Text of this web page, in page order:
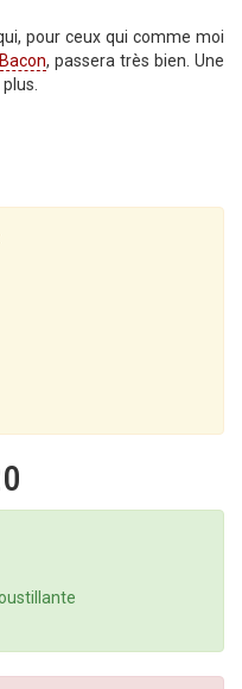
pour ceux qui comme moi
, passera très bien. Une